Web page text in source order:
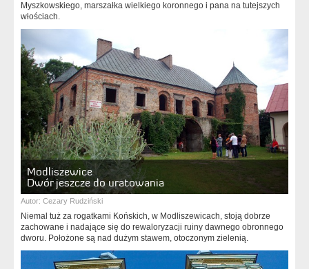
Myszkowskiego, marszałka wielkiego koronnego i pana na tutejszych
włościach.
Modliszewice
Dwór jeszcze do uratowania
Autor: Cezary Rudziński
Niemal tuż za rogatkami Końskich, w Modliszewicach, stoją dobrze
zachowane i nadające się do rewaloryzacji ruiny dawnego obronnego
dworu. Położone są nad dużym stawem, otoczonym zielenią.